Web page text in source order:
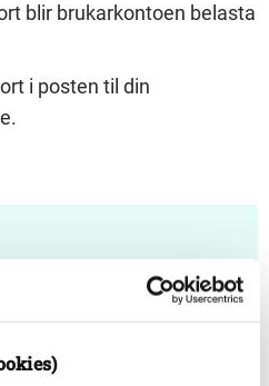
blir brukarkontoen belasta
i posten til din
og kl. 11.00.